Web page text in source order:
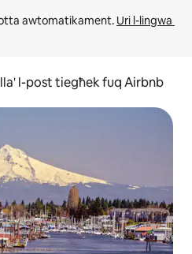
awtomatikament. Uri l-lingwa
l-post tiegħek fuq Airbnb